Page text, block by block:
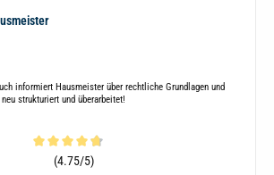
informiert Hausmeister über rechtliche Grundlagen und
strukturiert und überarbeitet!
von 4.8 von 5 Sternen
(4.75/5)